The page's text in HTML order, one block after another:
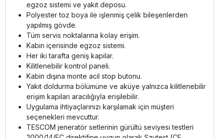
egzoz sistemi ve yakıt deposu.
Polyester toz boya ile işlenmiş çelik bileşenlerden
yapılmış gövde.
Tüm servis noktalarına kolay erişim.
Kabin içerisinde egzoz sistemi.
Her iki tarafta geniş kapılar.
Kilitlenebilir kontrol paneli.
Kabin dışına monte acil stop butonu.
Yakıt doldurma bölümüne ve aküye yalnızca kilitlenebilir
erişim kapıları aracılığıyla erişilebilir.
Uygulama ihtiyaçlarınızı karşılamak için müşteri
seçenekleri mevcuttur.
TESCOM jeneratör setlerinin gürültü seviyesi testleri